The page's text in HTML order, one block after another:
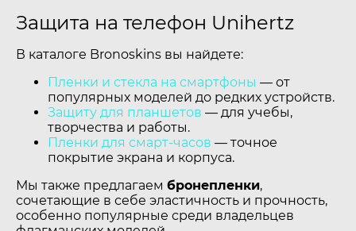
Защита на телефон Unihertz
В каталоге Bronoskins вы найдете:
Пленки и стекла на смартфоны — от
популярных моделей до редких устройств.
Защиту для планшетов — для учебы,
творчества и работы.
Пленки для смарт-часов — точное
покрытие экрана и корпуса.
Мы также предлагаем бронепленки,
сочетающие в себе эластичность и прочность,
особенно популярные среди владельцев